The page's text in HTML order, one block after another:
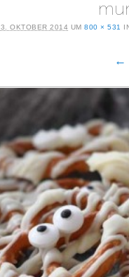
3. OKTOBER 2014 UM800 × 531
←